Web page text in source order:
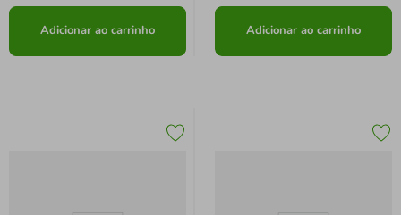
Adicionar ao carrinho Adicionar ao carrinho